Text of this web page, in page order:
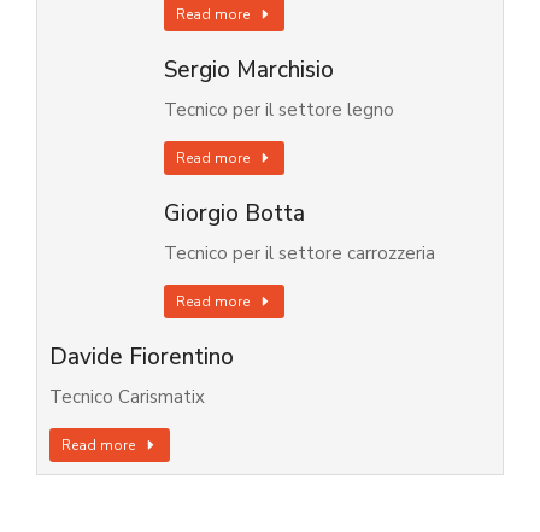
Read more
Sergio Marchisio
Tecnico per il settore legno
Read more
Giorgio Botta
Tecnico per il settore carrozzeria
Read more
Davide Fiorentino
Tecnico Carismatix
Read more